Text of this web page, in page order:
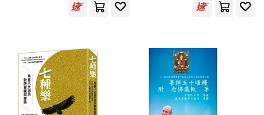
岡波巴(3) 巴陵(3)
巴黎FERRANDI斐杭狄法國高等廚
藝學校(3)
布莉．貝內特(3) 平心(3)
中國紡織出版社(8)
中央編譯出版社(8)